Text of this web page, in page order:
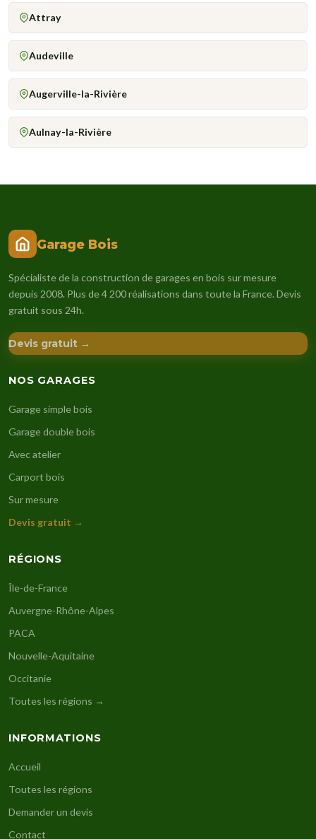
Attray
Audeville
Augerville-la-Rivière
Aulnay-la-Rivière
Garage Bois
Spécialiste de la construction de garages en bois sur mesure
depuis 2008. Plus de 4 200 réalisations dans toute la France. Devis
gratuit sous 24h.
Devis gratuit →
NOS GARAGES
Garage simple bois
Garage double bois
Avec atelier
Carport bois
Sur mesure
Devis gratuit →
RÉGIONS
Île-de-France
Auvergne-Rhône-Alpes
PACA
Nouvelle-Aquitaine
Occitanie
Toutes les régions →
INFORMATIONS
Accueil
Toutes les régions
Demander un devis
Contact